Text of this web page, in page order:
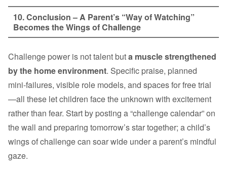
10. Conclusion – A Parent’s “Way of Watching”
Becomes the Wings of Challenge
Challenge power is not talent buta muscle strengthened
by the home environment. Specific praise, planned
mini‑failures, visible role models, and spaces for free trial
—all these let children face the unknown with excitement
rather than fear. Start by posting a “challenge calendar” on
the wall and preparing tomorrow’s star together; a child’s
wings of challenge can soar wide under a parent’s mindful
gaze.